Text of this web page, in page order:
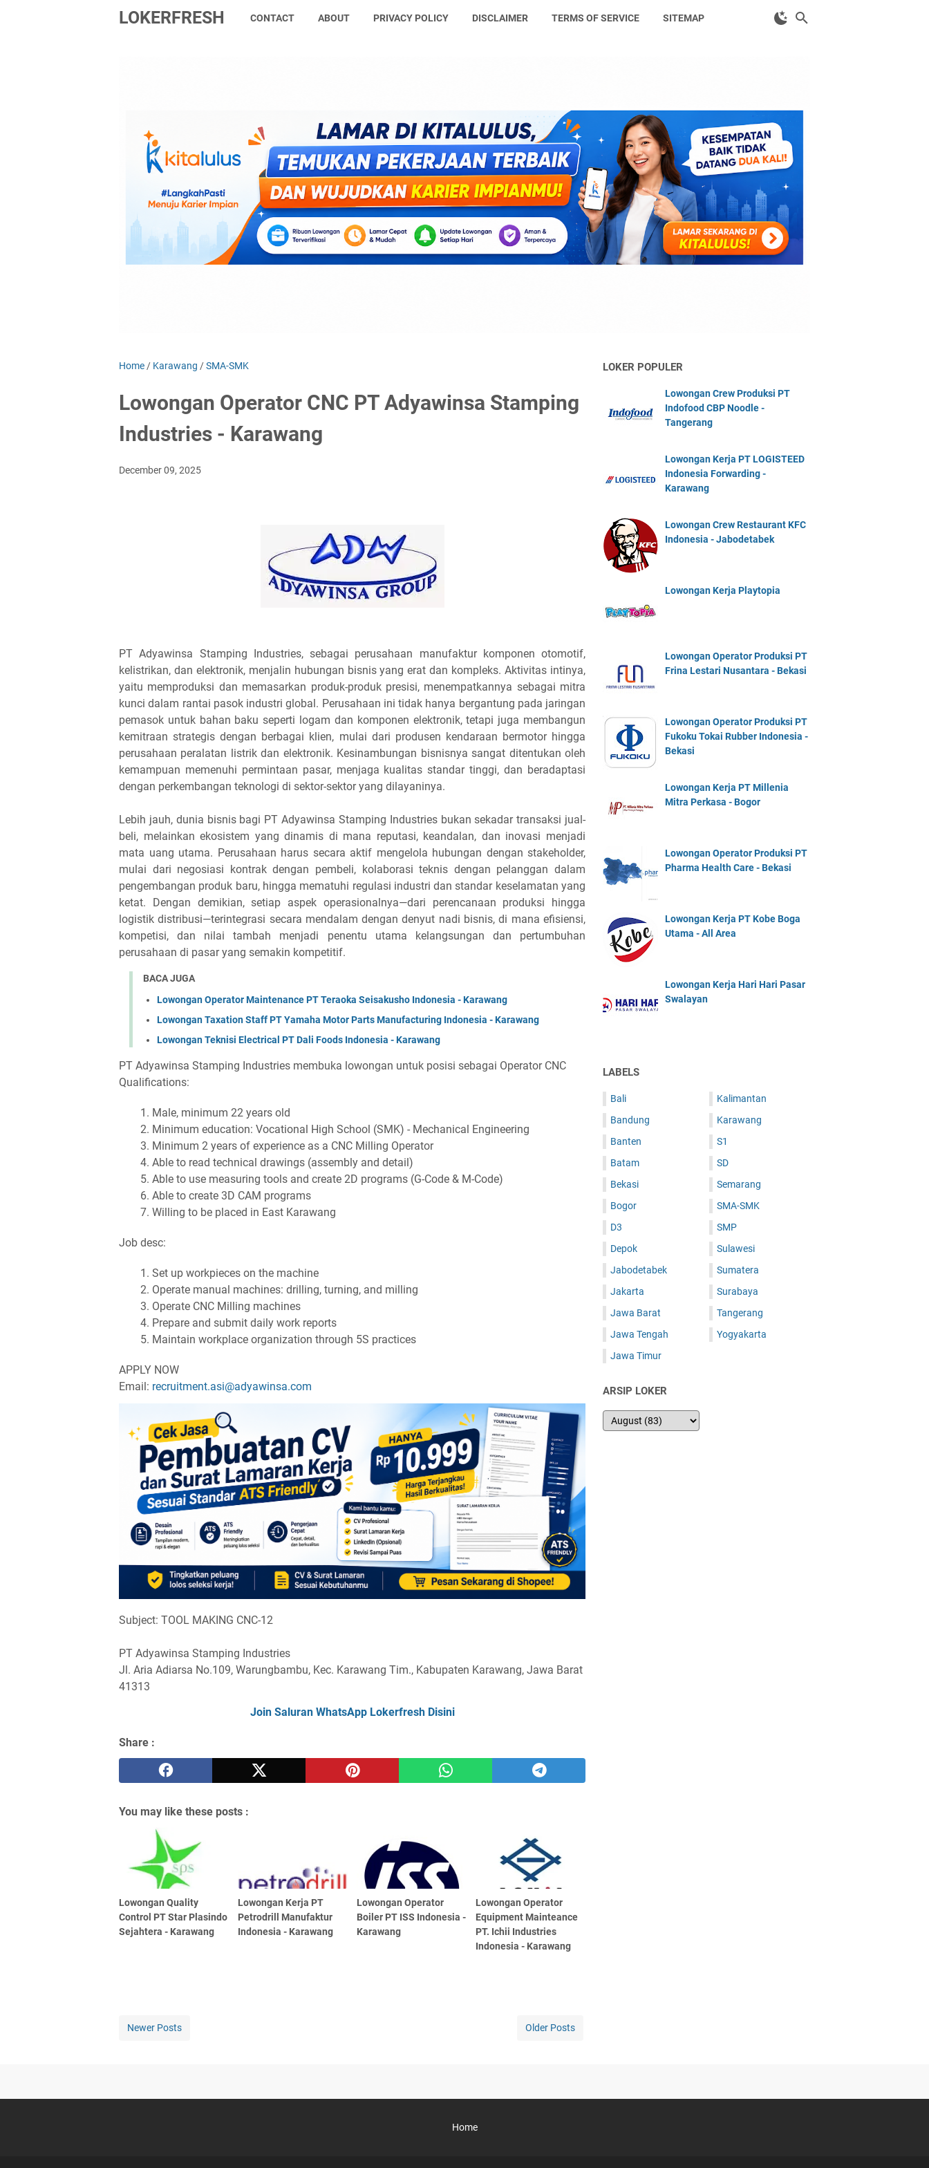
LOKERFRESH CONTACT ABOUT PRIVACY POLICY DISCLAIMER TERMS OF SERVICE SITEMAP
Home / Karawang /SMA-SMK
Lowongan Operator CNC PT Adyawinsa Stamping
Industries - Karawang
December 09, 2025
PT Adyawinsa Stamping Industries, sebagai perusahaan manufaktur komponen otomotif,
kelistrikan, dan elektronik, menjalin hubungan bisnis yang erat dan kompleks. Aktivitas intinya,
yaitu memproduksi dan memasarkan produk-produk presisi, menempatkannya sebagai mitra
kunci dalam rantai pasok industri global. Perusahaan ini tidak hanya bergantung pada jaringan
pemasok untuk bahan baku seperti logam dan komponen elektronik, tetapi juga membangun
kemitraan strategis dengan berbagai klien, mulai dari produsen kendaraan bermotor hingga
perusahaan peralatan listrik dan elektronik. Kesinambungan bisnisnya sangat ditentukan oleh
kemampuan memenuhi permintaan pasar, menjaga kualitas standar tinggi, dan beradaptasi
dengan perkembangan teknologi di sektor-sektor yang dilayaninya.
Lebih jauh, dunia bisnis bagi PT Adyawinsa Stamping Industries bukan sekadar transaksi jual-
beli, melainkan ekosistem yang dinamis di mana reputasi, keandalan, dan inovasi menjadi
mata uang utama. Perusahaan harus secara aktif mengelola hubungan dengan stakeholder,
mulai dari negosiasi kontrak dengan pembeli, kolaborasi teknis dengan pelanggan dalam
pengembangan produk baru, hingga mematuhi regulasi industri dan standar keselamatan yang
ketat. Dengan demikian, setiap aspek operasionalnya—dari perencanaan produksi hingga
logistik distribusi—terintegrasi secara mendalam dengan denyut nadi bisnis, di mana efisiensi,
kompetisi, dan nilai tambah menjadi penentu utama kelangsungan dan pertumbuhan
perusahaan di pasar yang semakin kompetitif.
BACA JUGA
Lowongan Operator Maintenance PT Teraoka Seisakusho Indonesia - Karawang
Lowongan Taxation Staff PT Yamaha Motor Parts Manufacturing Indonesia - Karawang
Lowongan Teknisi Electrical PT Dali Foods Indonesia - Karawang
PT Adyawinsa Stamping Industries membuka lowongan untuk posisi sebagai Operator CNC
Qualifications:
Male, minimum 22 years old
Minimum education: Vocational High School (SMK) - Mechanical Engineering
Minimum 2 years of experience as a CNC Milling Operator
Able to read technical drawings (assembly and detail)
Able to use measuring tools and create 2D programs (G-Code & M-Code)
Able to create 3D CAM programs
Willing to be placed in East Karawang
Job desc:
Set up workpieces on the machine
Operate manual machines: drilling, turning, and milling
Operate CNC Milling machines
Prepare and submit daily work reports
Maintain workplace organization through 5S practices
APPLY NOW
Email: recruitment.asi@adyawinsa.com
Subject: TOOL MAKING CNC-12
PT Adyawinsa Stamping Industries
Jl. Aria Adiarsa No.109, Warungbambu, Kec. Karawang Tim., Kabupaten Karawang, Jawa Barat
41313
Join Saluran WhatsApp Lokerfresh Disini
Share :
You may like these posts :
Lowongan Quality
Control PT Star Plasindo
Sejahtera - Karawang
Lowongan Kerja PT
Petrodrill Manufaktur
Indonesia - Karawang
Lowongan Operator
Boiler PT ISS Indonesia -
Karawang
Lowongan Operator
Equipment Mainteance
PT. Ichii Industries
Indonesia - Karawang
Newer Posts Older Posts
LOKER POPULER
Lowongan Crew Produksi PT
Indofood CBP Noodle -
Tangerang
Lowongan Kerja PT LOGISTEED
Indonesia Forwarding -
Karawang
Lowongan Crew Restaurant KFC
Indonesia - Jabodetabek
Lowongan Kerja Playtopia
Lowongan Operator Produksi PT
Frina Lestari Nusantara - Bekasi
Lowongan Operator Produksi PT
Fukoku Tokai Rubber Indonesia -
Bekasi
Lowongan Kerja PT Millenia
Mitra Perkasa - Bogor
Lowongan Operator Produksi PT
Pharma Health Care - Bekasi
Lowongan Kerja PT Kobe Boga
Utama - All Area
Lowongan Kerja Hari Hari Pasar
Swalayan
LABELS
Bali
Bandung
Banten
Batam
Bekasi
Bogor
D3
Depok
Jabodetabek
Jakarta
Jawa Barat
Jawa Tengah
Jawa Timur
Kalimantan
Karawang
S1
SD
Semarang
SMA-SMK
SMP
Sulawesi
Sumatera
Surabaya
Tangerang
Yogyakarta
ARSIP LOKER
Home